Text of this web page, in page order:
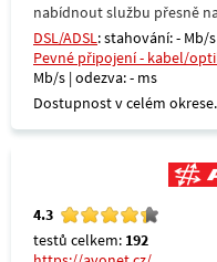
nabídnout službu přesně
DSL/ADSL: stahování: - Mb/
Pevné připojení - kabel/
Mb/s | odezva: - ms
Dostupnost v celém okrese.
4.3
testů celkem: 192